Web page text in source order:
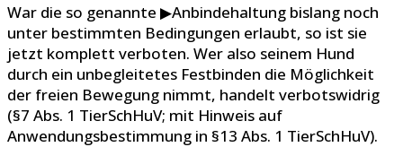
War die so genannte ▶Anbindehaltung bislang noch
unter bestimmten Bedingungen erlaubt, so ist sie
jetzt komplett verboten. Wer also seinem Hund
durch ein unbegleitetes Festbinden die Möglichkeit
der freien Bewegung nimmt, handelt verbotswidrig
(§7 Abs. 1 TierSchHuV; mit Hinweis auf
Anwendungsbestimmung in §13 Abs. 1 TierSchHuV).